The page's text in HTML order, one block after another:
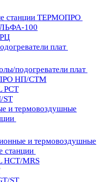
станции ТЕРМОПРО
100
плат
подогреватели плат
НП/СТМ
PCT
ST
и термовоздушные
и термовоздушные
станции
HCT/MRS
ST